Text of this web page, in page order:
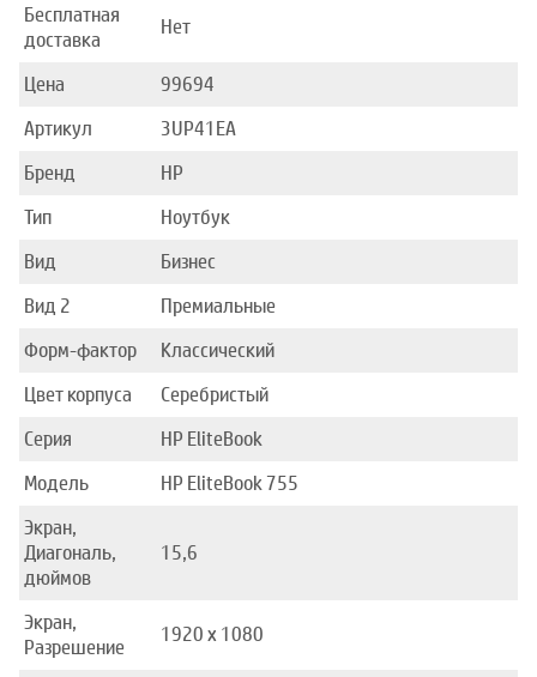
Бесплатная
доставка
Нет
Цена
99694
Артикул
3UP41EA
Бренд
HP
Тип
Ноутбук
Вид
Бизнес
Вид 2
Премиальные
Форм-фактор
Классический
Цвет корпуса
Серебристый
Серия
HP EliteBook
Модель
HP EliteBook 755
Экран,
Диагональ,
дюймов
15,6
Экран,
Разрешение
1920 x 1080